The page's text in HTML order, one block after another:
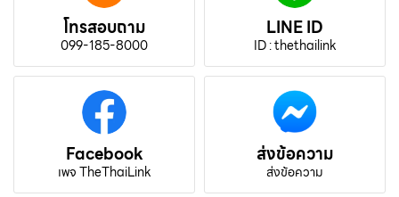
โทรสอบถาม
099-185-8000
LINE ID
ID : thethailink
Facebook
เพจ TheThaiLink
ส่งข้อความ
ส่งข้อความ